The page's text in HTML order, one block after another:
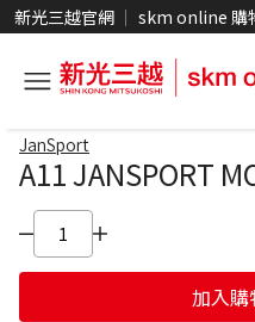
新光三越官網 skm online 購
JanSport
A11 JANSPORT
加入購